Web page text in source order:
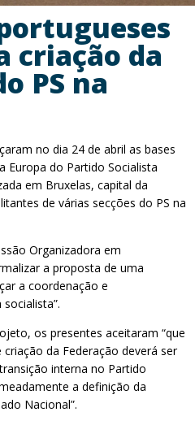
criação da
PS na
no dia 24 de abril as bases
Europa do Partido Socialista
em Bruxelas, capital da
de várias secções do PS na
Organizadora em
a proposta de uma
a coordenação e
os presentes aceitaram “que
da Federação deverá ser
interna no Partido
a definição da
Nacional”.